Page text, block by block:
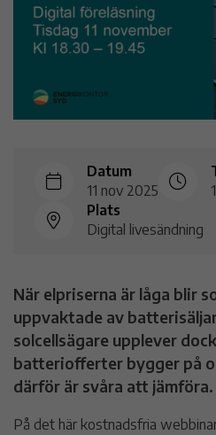
Datum
11 nov 2025
Plats
Digital livesändning
När elpriserna är låga blir
uppvaktade av
solcellsägare upplever
batteriofferter bygger på
därför är svåra att jämföra.
På det här kostnadsfria